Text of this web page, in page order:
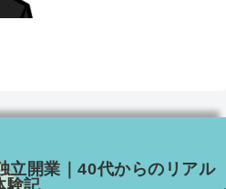
立開業｜40代からのリアル
験記